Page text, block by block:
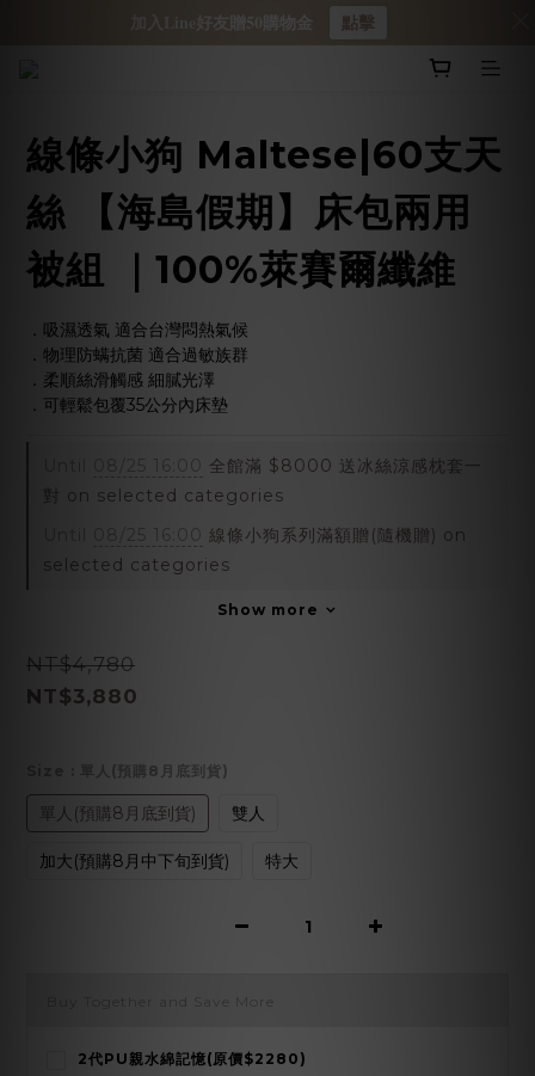
線條小狗 Maltese|60支天
絲 【海島假期】床包兩用
被組 ｜100%萊賽爾纖維
．吸濕透氣 適合台灣悶熱氣候
．物理防螨抗菌 適合過敏族群
．柔順絲滑觸感 細膩光澤
．可輕鬆包覆35公分內床墊
08/25 16:00
全館滿 $8000 送冰絲涼感枕套一
對 on selected categories
08/25 16:00 線條小狗系列滿額贈(隨機贈) on
selected categories
Show more
NT$4,780
NT$3,880
: 單人(預購8月底到貨)
單人(預購8月底到貨) 雙人
加大(預購8月中下旬到貨) 特大
2代PU親水綿記憶(原價$2280)
加入Line好友贈50購物金 點擊